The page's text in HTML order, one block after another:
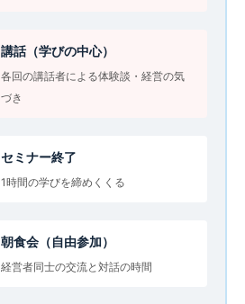
講話（学びの中心）
各回の講話者による体験談・経営の気
づき
セミナー終了
1時間の学びを締めくくる
朝食会（自由参加）
経営者同士の交流と対話の時間